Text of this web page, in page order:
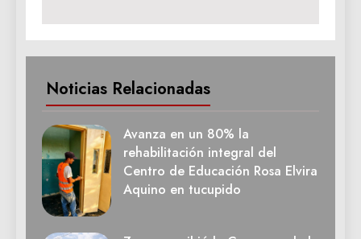
Noticias Relacionadas
Avanza en un 80% la
rehabilitación integral del
Centro de Educación Rosa Elvira
Aquino en tucupido